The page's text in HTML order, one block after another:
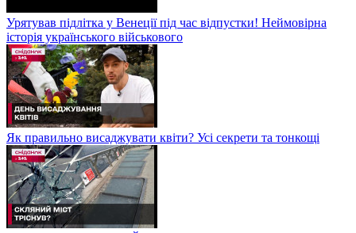
Урятував підлітка у Венеції під час відпустки! Неймовірна
історія українського військового
Як правильно висаджувати квіти? Усі секрети та тонкощі